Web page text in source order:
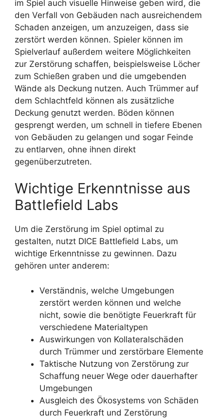
im Spiel auch visuelle Hinweise geben wird, die
den Verfall von Gebäuden nach ausreichendem
Schaden anzeigen, um anzuzeigen, dass sie
zerstört werden können. Spieler können im
Spielverlauf außerdem weitere Möglichkeiten
zur Zerstörung schaffen, beispielsweise Löcher
zum Schießen graben und die umgebenden
Wände als Deckung nutzen. Auch Trümmer auf
dem Schlachtfeld können als zusätzliche
Deckung genutzt werden. Böden können
gesprengt werden, um schnell in tiefere Ebenen
von Gebäuden zu gelangen und sogar Feinde
zu entlarven, ohne ihnen direkt
gegenüberzutreten.
Wichtige Erkenntnisse aus
Battlefield Labs
Um die Zerstörung im Spiel optimal zu
gestalten, nutzt DICE Battlefield Labs, um
wichtige Erkenntnisse zu gewinnen. Dazu
gehören unter anderem:
Verständnis, welche Umgebungen
zerstört werden können und welche
nicht, sowie die benötigte Feuerkraft für
verschiedene Materialtypen
Auswirkungen von Kollateralschäden
durch Trümmer und zerstörbare Elemente
Taktische Nutzung von Zerstörung zur
Schaffung neuer Wege oder dauerhafter
Umgebungen
Ausgleich des Ökosystems von Schäden
durch Feuerkraft und Zerstörung